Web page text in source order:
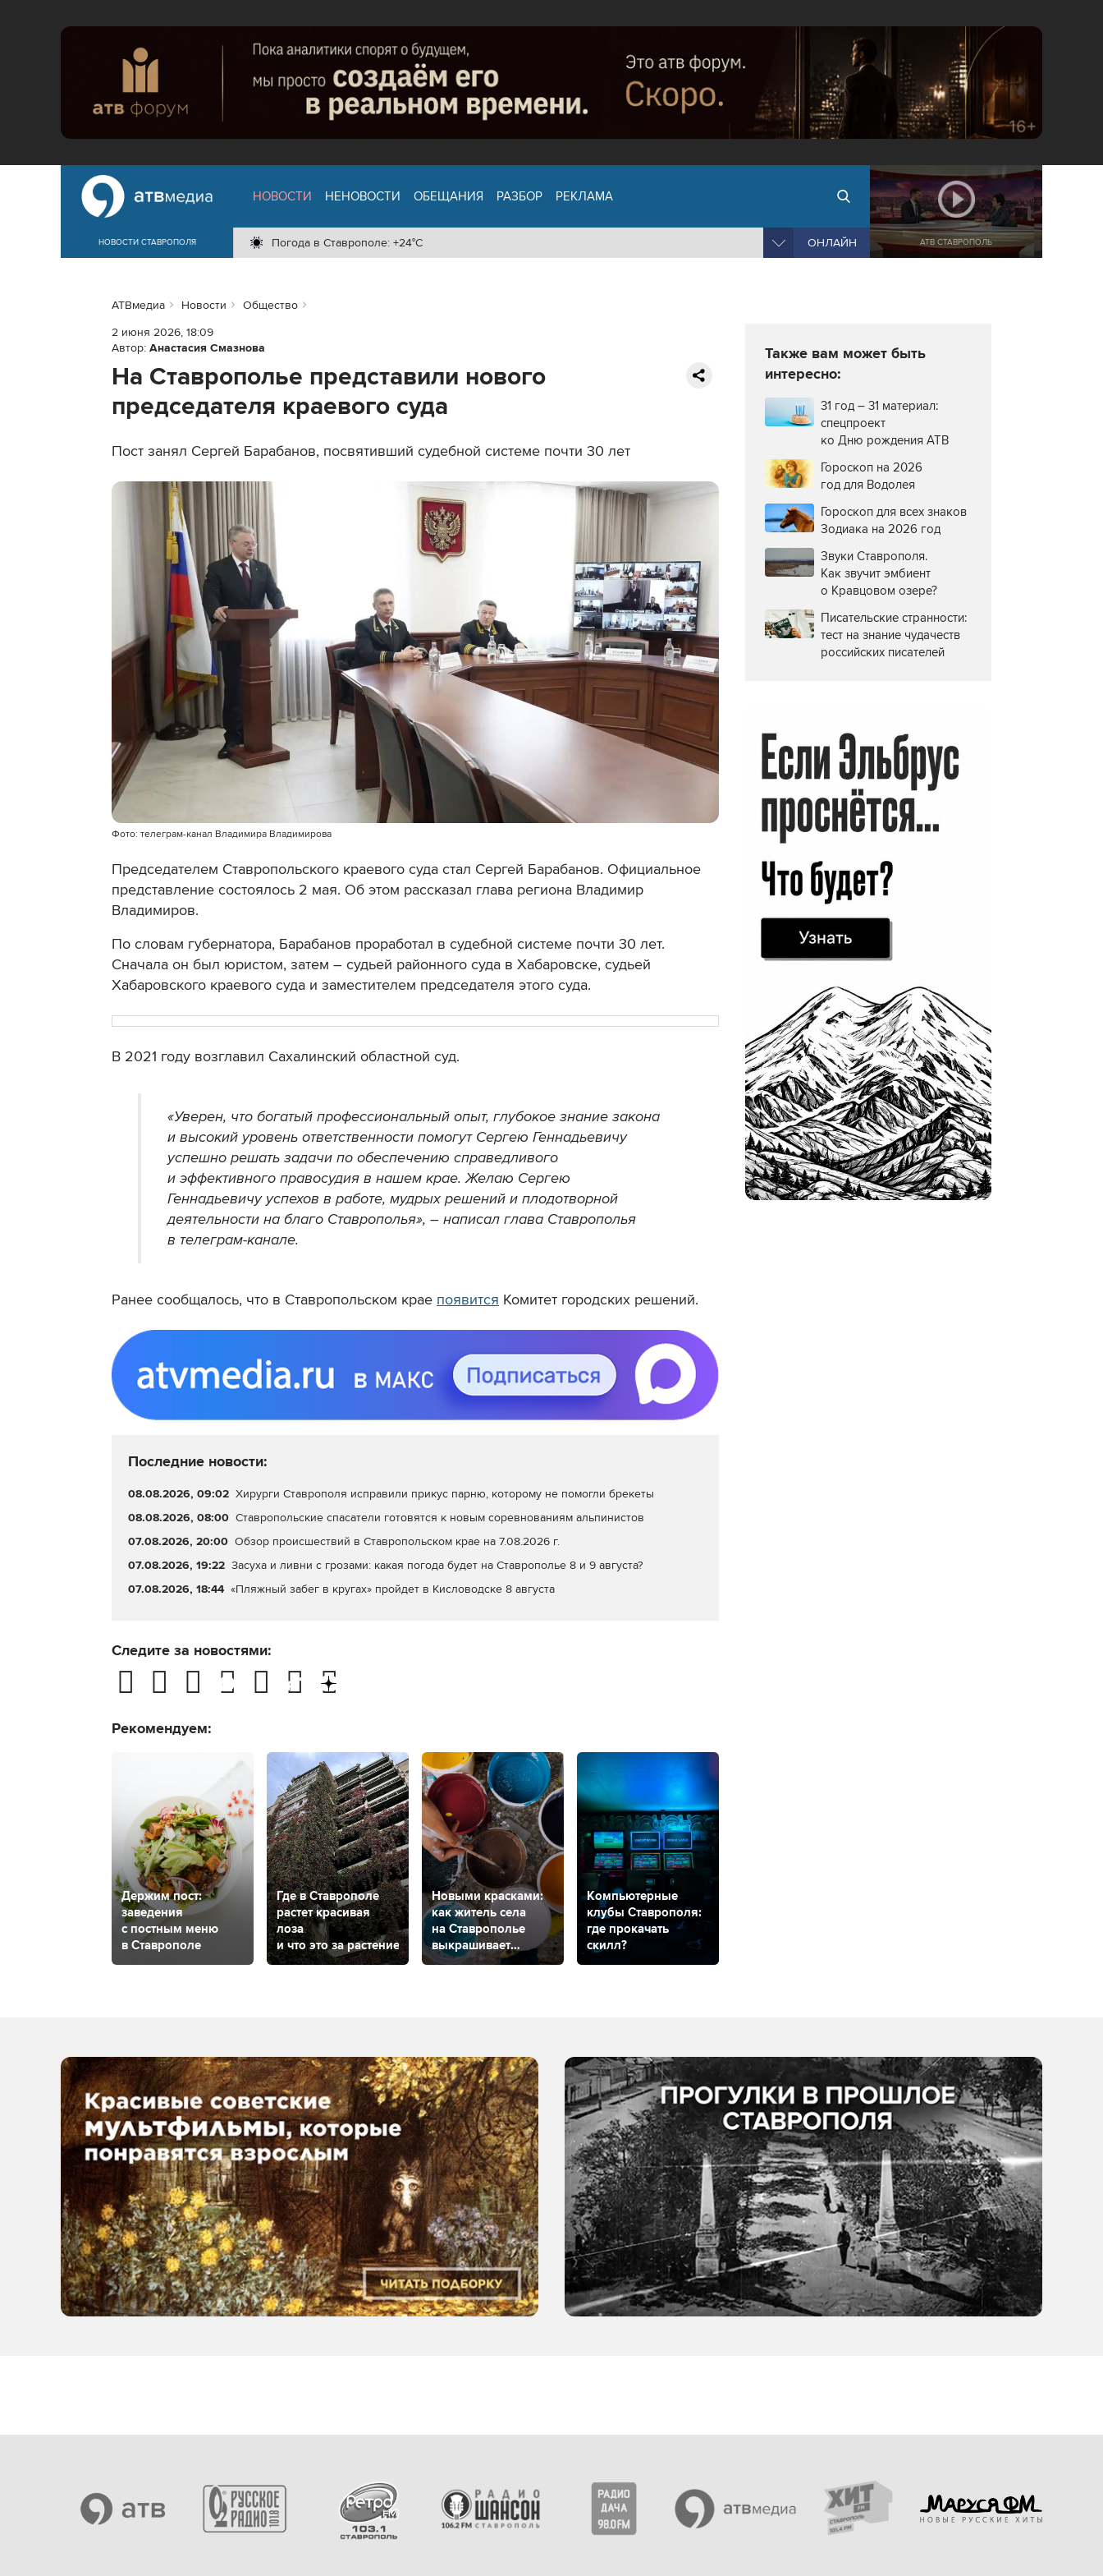
НОВОСТИ СТАВРОПОЛЯ
НОВОСТИ НЕНОВОСТИ ОБЕЩАНИЯ РАЗБОР РЕКЛАМА
Погода в Ставрополе: +24°C ОНЛАЙН АТВ СТАВРОПОЛЬ
АТВмедиа Новости
Общество
2 июня 2026, 18:09
Автор: Анастасия Смазнова
На Ставрополье представили нового
председателя краевого суда
Пост занял Сергей Барабанов, посвятивший судебной системе почти 30 лет
Фото: телеграм-канал Владимира Владимирова
Председателем Ставропольского краевого суда стал Сергей Барабанов. Официальное
представление состоялось 2 мая. Об этом рассказал глава региона Владимир
Владимиров.
По словам губернатора, Барабанов проработал в судебной системе почти 30 лет.
Сначала он был юристом, затем – судьей районного суда в Хабаровске, судьей
Хабаровского краевого суда и заместителем председателя этого суда.
В 2021 году возглавил Сахалинский областной суд.
«Уверен, что богатый профессиональный опыт, глубокое знание закона
и высокий уровень ответственности помогут Сергею Геннадьевичу
успешно решать задачи по обеспечению справедливого
и эффективного правосудия в нашем крае. Желаю Сергею
Геннадьевичу успехов в работе, мудрых решений и плодотворной
деятельности на благо Ставрополья», – написал глава Ставрополья
в телеграм-канале.
Ранее сообщалось, что в Ставропольском крае появится Комитет городских решений.
Последние новости:
08.08.2026, 09:02 Хирурги Ставрополя исправили прикус парню, которому не помогли брекеты
08.08.2026, 08:00 Ставропольские спасатели готовятся к новым соревнованиям альпинистов
07.08.2026, 20:00 Обзор происшествий в Ставропольском крае на 7.08.2026 г.
07.08.2026, 19:22 Засуха и ливни с грозами: какая погода будет на Ставрополье 8 и 9 августа?
07.08.2026, 18:44 «Пляжный забег в кругах» пройдет в Кисловодске 8 августа
Следите за новостями:
Рекомендуем:
Держим пост:
заведения
с постным меню
в Ставрополе
Где в Ставрополе
растет красивая
лоза
и что это за растение?
Новыми красками:
как житель села
на Ставрополье
выкрашивает
пластиком дерево
Компьютерные
клубы Ставрополя:
где прокачать
скилл?
Также вам может быть
интересно:
31 год – 31 материал:
спецпроект
ко Дню рождения АТВ
Гороскоп на 2026
год для Водолея
Гороскоп для всех знаков
Зодиака на 2026 год
Звуки Ставрополя.
Как звучит эмбиент
о Кравцовом озере?
Писательские странности:
тест на знание чудачеств
российских писателей